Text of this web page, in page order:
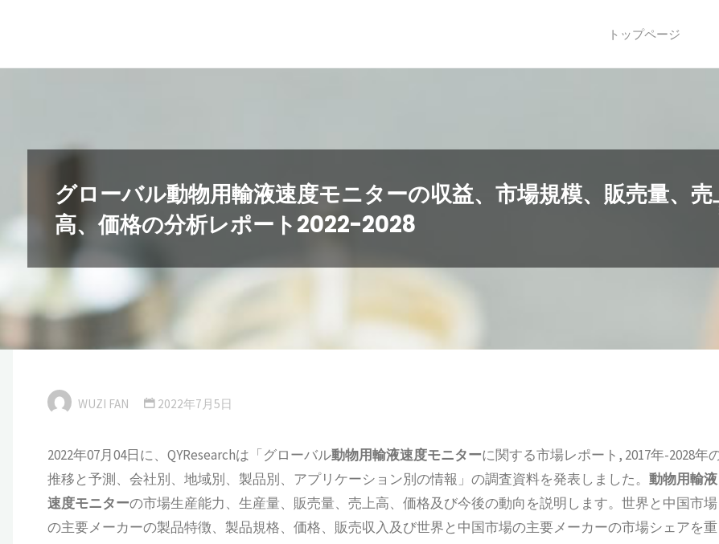
トップページ
グローバル動物用輸液速度モニターの収益、市場規模、販売量、売
高、価格の分析レポート2022-2028
WUZI FAN 2022年7月5日
2022年07月04日に、QYResearchは「グローバル動物用輸液速度モニターに関する市場レポート, 2017年-2028年
推移と予測、会社別、地域別、製品別、アプリケーション別の情報」の調査資料を発表しました。 動物用輸液
速度モニターの市場生産能力、生産量、販売量、売上高、価格及び今後の動向を説明します。世界と中国市場
の主要メーカーの製品特徴、製品規格、価格、販売収入及び世界と中国市場の主要メーカーの市場シェアを重